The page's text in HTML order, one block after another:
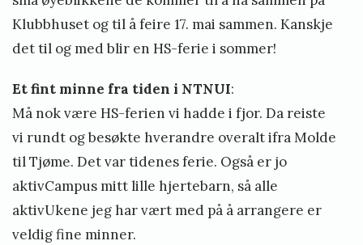
Klubbhuset og til å feire 17. mai sammen. Kanskje
det til og med blir en HS-ferie i sommer!
Et fint minne fra tiden i NTNUI:
Må nok være HS-ferien vi hadde i fjor. Da reiste
vi rundt og besøkte hverandre overalt ifra Molde
til Tjøme. Det var tidenes ferie. Også er jo
aktivCampus mitt lille hjertebarn, så alle
aktivUkene jeg har vært med på å arrangere er
veldig fine minner.